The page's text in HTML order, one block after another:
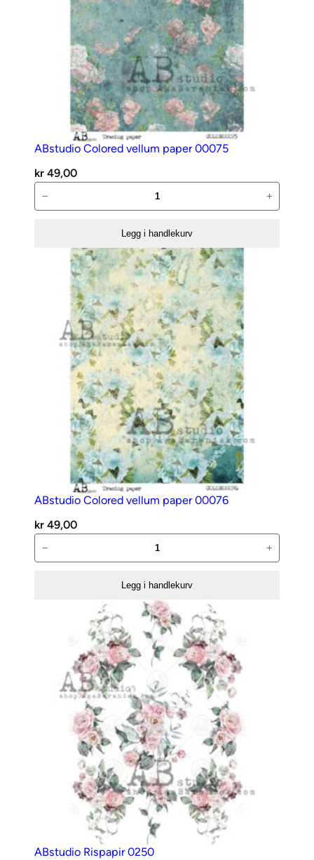
ABstudio Colored vellum paper 00075
kr 49,00
Colored
− +
Legg i handlekurv
ABstudio Colored vellum paper 00076
kr 49,00
Colored
− +
Legg i handlekurv
ABstudio Rispapir 0250